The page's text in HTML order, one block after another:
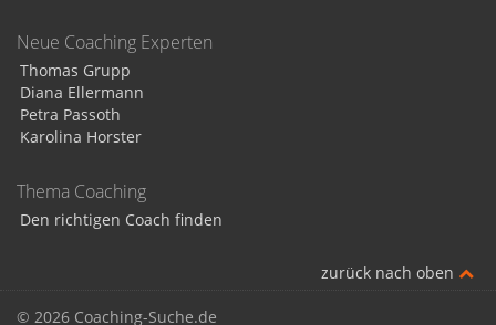
Neue Coaching Experten
Thomas Grupp
Diana Ellermann
Petra Passoth
Karolina Horster
Thema Coaching
Den richtigen Coach finden
zurück nach oben
© 2026 Coaching-Suche.de